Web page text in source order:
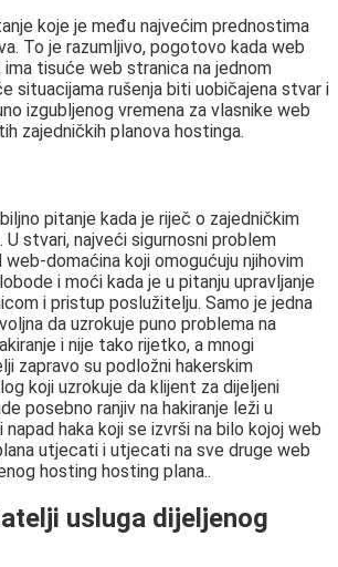
koje je među najvećim prednostima
To je razumljivo, pogotovo kada web
ima tisuće web stranica na jednom
situacijama rušenja biti uobičajena stvar i
izgubljenog vremena za vlasnike web
zajedničkih planova hostinga.
pitanje kada je riječ o zajedničkim
U stvari, najveći sigurnosni problem
domaćina koji omogućuju njihovim
i moći kada je u pitanju upravljanje
i pristup poslužitelju. Samo je jedna
da uzrokuje puno problema na
i nije tako rijetko, a mnogi
zapravo su podložni hakerskim
koji uzrokuje da klijent za dijeljeni
posebno ranjiv na hakiranje leži u
haka koji se izvrši na bilo kojoj web
utjecati i utjecati na sve druge web
hosting hosting plana..
usluga dijeljenog